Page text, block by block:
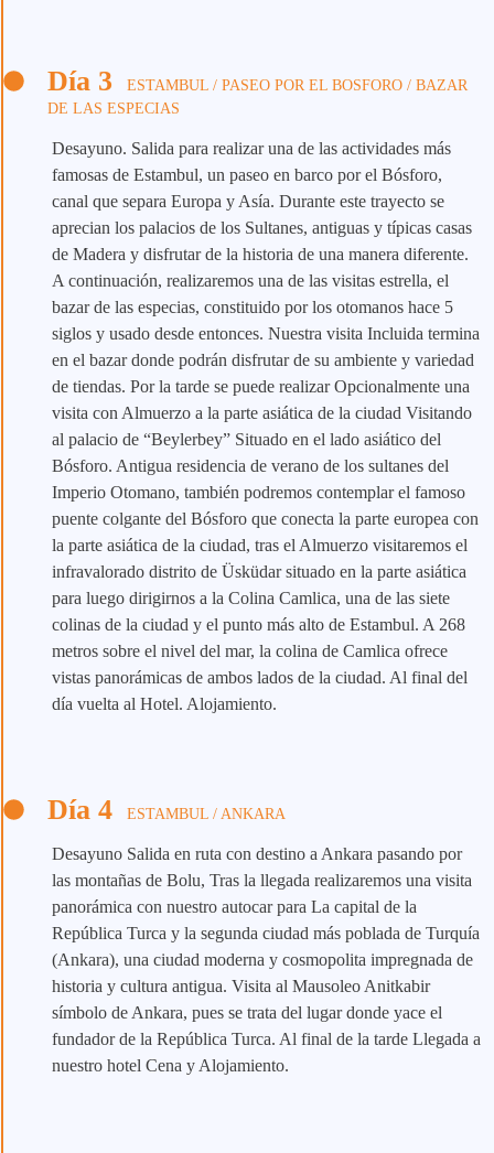
Día 3
ESTAMBUL / PASEO POR EL BOSFORO / BAZAR
DE LAS ESPECIAS
Desayuno. Salida para realizar una de las actividades más
famosas de Estambul, un paseo en barco por el Bósforo,
canal que separa Europa y Asía. Durante este trayecto se
aprecian los palacios de los Sultanes, antiguas y típicas casas
de Madera y disfrutar de la historia de una manera diferente.
A continuación, realizaremos una de las visitas estrella, el
bazar de las especias, constituido por los otomanos hace 5
siglos y usado desde entonces. Nuestra visita Incluida termina
en el bazar donde podrán disfrutar de su ambiente y variedad
de tiendas. Por la tarde se puede realizar Opcionalmente una
visita con Almuerzo a la parte asiática de la ciudad Visitando
al palacio de “Beylerbey” Situado en el lado asiático del
Bósforo. Antigua residencia de verano de los sultanes del
Imperio Otomano, también podremos contemplar el famoso
puente colgante del Bósforo que conecta la parte europea con
la parte asiática de la ciudad, tras el Almuerzo visitaremos el
infravalorado distrito de Üsküdar situado en la parte asiática
para luego dirigirnos a la Colina Camlica, una de las siete
colinas de la ciudad y el punto más alto de Estambul. A 268
metros sobre el nivel del mar, la colina de Camlica ofrece
vistas panorámicas de ambos lados de la ciudad. Al final del
día vuelta al Hotel. Alojamiento.
Día 4 ESTAMBUL / ANKARA
Desayuno Salida en ruta con destino a Ankara pasando por
las montañas de Bolu, Tras la llegada realizaremos una visita
panorámica con nuestro autocar para La capital de la
República Turca y la segunda ciudad más poblada de Turquía
(Ankara), una ciudad moderna y cosmopolita impregnada de
historia y cultura antigua. Visita al Mausoleo Anitkabir
símbolo de Ankara, pues se trata del lugar donde yace el
fundador de la República Turca. Al final de la tarde Llegada a
nuestro hotel Cena y Alojamiento.